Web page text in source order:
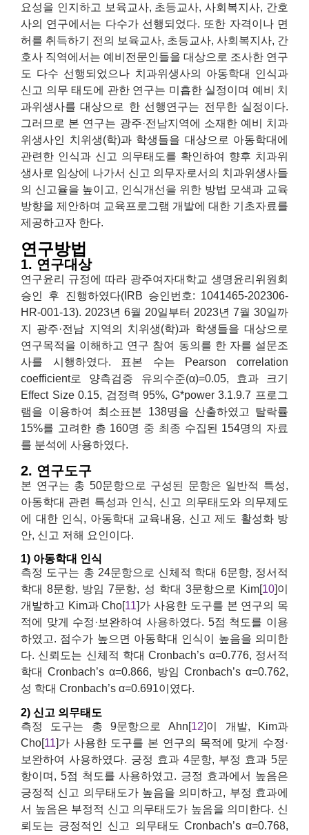
요성을 인지하고 보육교사, 초등교사, 사회복지사, 간호
사의 연구에서는 다수가 선행되었다. 또한 자격이나 면
허를 취득하기 전의 보육교사, 초등교사, 사회복지사, 간
호사 직역에서는 예비전문인들을 대상으로 조사한 연구
도 다수 선행되었으나 치과위생사의 아동학대 인식과
신고 의무 태도에 관한 연구는 미흡한 실정이며 예비 치
과위생사를 대상으로 한 선행연구는 전무한 실정이다.
그러므로 본 연구는 광주·전남지역에 소재한 예비 치과
위생사인 치위생(학)과 학생들을 대상으로 아동학대에
관련한 인식과 신고 의무태도를 확인하여 향후 치과위
생사로 임상에 나가서 신고 의무자로서의 치과위생사들
의 신고율을 높이고, 인식개선을 위한 방법 모색과 교육
방향을 제안하며 교육프로그램 개발에 대한 기초자료를
제공하고자 한다.
연구방법
1. 연구대상
연구윤리 규정에 따라 광주여자대학교 생명윤리위원회
승인 후 진행하였다(IRB 승인번호: 1041465-202306-
HR-001-13). 2023년 6월 20일부터 2023년 7월 30일까
지 광주·전남 지역의 치위생(학)과 학생들을 대상으로
연구목적을 이해하고 연구 참여 동의를 한 자를 설문조
사를 시행하였다. 표본 수는 Pearson correlation
coefficient로 양측검증 유의수준(α)=0.05, 효과 크기
Effect Size 0.15, 검정력 95%, G*power 3.1.9.7 프로그
램을 이용하여 최소표본 138명을 산출하였고 탈락률
15%를 고려한 총 160명 중 최종 수집된 154명의 자료
를 분석에 사용하였다.
2. 연구도구
본 연구는 총 50문항으로 구성된 문항은 일반적 특성,
아동학대 관련 특성과 인식, 신고 의무태도와 의무제도
에 대한 인식, 아동학대 교육내용, 신고 제도 활성화 방
안, 신고 저해 요인이다.
1) 아동학대 인식
측정 도구는 총 24문항으로 신체적 학대 6문항, 정서적
학대 8문항, 방임 7문항, 성 학대 3문항으로 Kim[10]이
개발하고 Kim과 Cho[11]가 사용한 도구를 본 연구의 목
적에 맞게 수정·보완하여 사용하였다. 5점 척도를 이용
하였고. 점수가 높으면 아동학대 인식이 높음을 의미한
다. 신뢰도는 신체적 학대 Cronbach’s α=0.776, 정서적
학대 Cronbach’s α=0.866, 방임 Cronbach’s α=0.762,
성 학대 Cronbach’s α=0.691이였다.
2) 신고 의무태도
측정 도구는 총 9문항으로 Ahn[12]이 개발, Kim과
Cho[11]가 사용한 도구를 본 연구의 목적에 맞게 수정·
보완하여 사용하였다. 긍정 효과 4문항, 부정 효과 5문
항이며, 5점 척도를 사용하였고. 긍정 효과에서 높음은
긍정적 신고 의무태도가 높음을 의미하고, 부정 효과에
서 높음은 부정적 신고 의무태도가 높음을 의미한다. 신
뢰도는 긍정적인 신고 의무태도 Cronbach’s α=0.768,